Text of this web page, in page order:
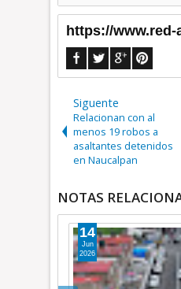
https://
Siguente
Relacionan con al
menos 19 robos a
asaltantes detenidos
en Naucalpan
NOTAS
14
Jun
2026